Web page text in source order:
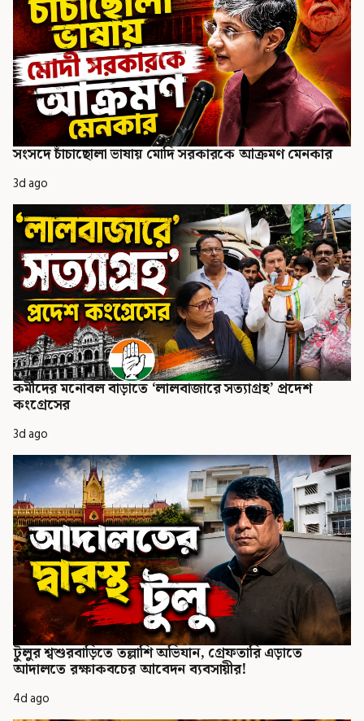
সংসদে চাঁচাছোলা ভাষায় মোদি সরকারকে আক্রমণ মেনকার
3d ago
কর্মীদের মনোবল বাড়াতে ‘লালবাজারে সত্যাগ্রহ’ প্রদেশ
কংগ্রেসের
3d ago
টুলুর শ্বশুরবাড়িতে তল্লাশি অভিযান, গ্রেফতারি এড়াতে
আদালতে রক্ষাকবচের আবেদন ব্যবসায়ীর!
4d ago